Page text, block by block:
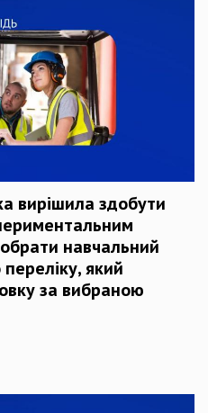
вирішила здобути
навчальний
який
за вибраною